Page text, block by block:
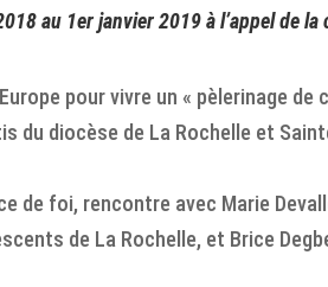
au 1er janvier 2019 à l’appel de la
pour vivre un « pèlerinage
du diocèse de La Rochelle et
de foi, rencontre avec Marie
de La Rochelle, et Brice